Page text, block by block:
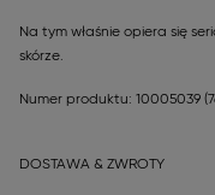
Na tym właśnie opiera się
skórze.
Numer produktu: 10005039
DOSTAWA & ZWROTY